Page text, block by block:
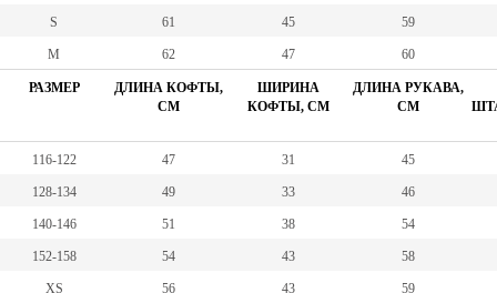
S 61 45 59
M 62 47 60
РАЗМЕР
ДЛИНА КОФТЫ,
СМ
ШИРИНА
КОФТЫ, СМ
ДЛИНА РУКАВА,
СМ
116-122 47 31 45
128-134 49 33 46
140-146 51 38 54
152-158 54 43 58
XS 56 43 59